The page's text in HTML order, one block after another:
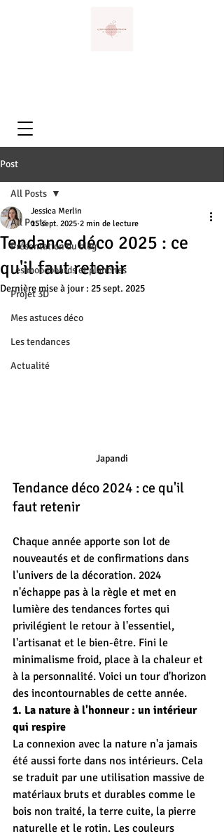
Post
All Posts
Présentation du blog
Les moodboards et planches
Projet 3D
Mes astuces déco
Les tendances
Actualité
All Posts
Tendance déco 2025 : ce
qu'il faut retenir
Jessica Merlin
15 sept. 2025 2 min de lecture
Dernière mise à jour : 25 sept. 2025
Japandi
Tendance déco 2024 : ce qu'il
faut retenir
Chaque année apporte son lot de
nouveautés et de confirmations dans
l'univers de la décoration. 2024
n'échappe pas à la règle et met en
lumière des tendances fortes qui
privilégient le retour à l'essentiel,
l'artisanat et le bien-être. Fini le
minimalisme froid, place à la chaleur et
à la personnalité. Voici un tour d'horizon
des incontournables de cette année.
1. La nature à l'honneur : un intérieur
qui respire
La connexion avec la nature n'a jamais
été aussi forte dans nos intérieurs. Cela
se traduit par une utilisation massive de
matériaux bruts et durables comme le
bois non traité, la terre cuite, la pierre
naturelle et le rotin. Les couleurs